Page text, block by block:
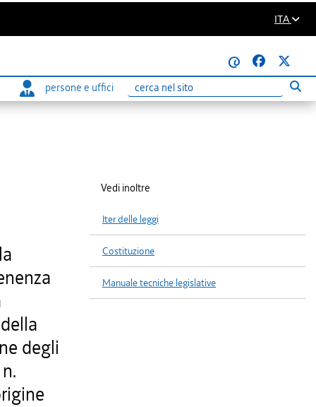
ITA
@
persone e uffici
Ricerca
degli
Vedi inoltre
Iter delle leggi
Costituzione
Manuale tecniche legislative